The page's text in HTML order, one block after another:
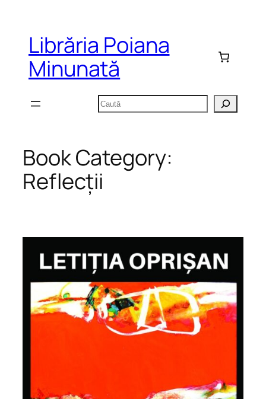
conținutLibrăria Poiana
Minunată
Caută
Book Category:
Reflecții